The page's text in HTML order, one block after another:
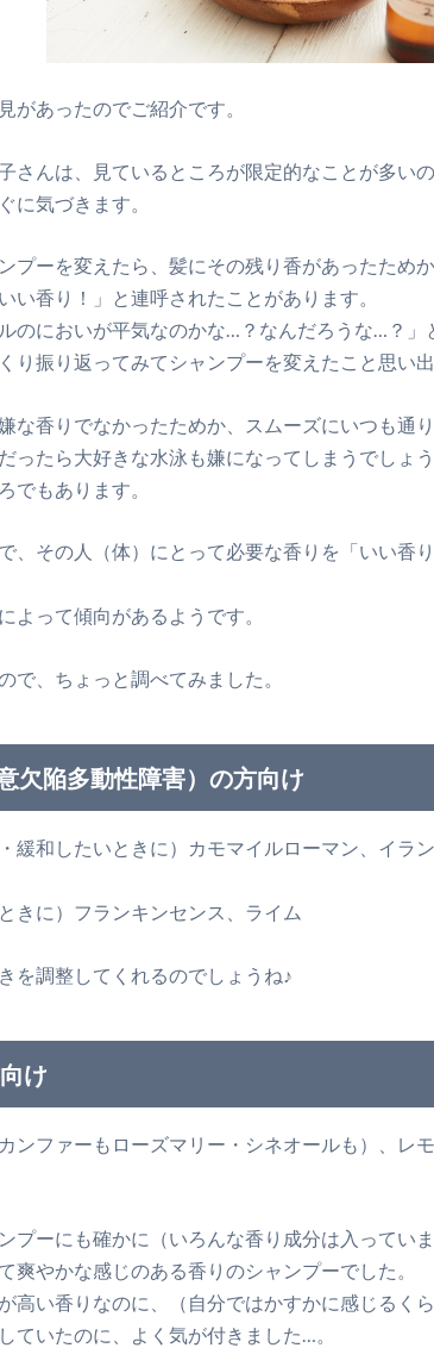
があったのでご紹介です。
さんは、見ているところが限定的なことが多い
に気づきます。
プーを変えたら、髪にその残り香があったため
い香り！」と連呼されたことがあります。
のにおいが平気なのかな…？なんだろうな…？」
り振り返ってみてシャンプーを変えたこと思い出
な香りでなかったためか、スムーズにいつも通
ったら大好きな水泳も嫌になってしまうでしょ
でもあります。
、その人（体）にとって必要な香りを「いい香
よって傾向があるようです。
で、ちょっと調べてみました。
欠陥多動性障害）の方向け
・緩和したいときに）カモマイルローマン、イラ
きに）フランキンセンス、ライム
を調整してくれるのでしょうね♪
け
ンファーもローズマリー・シネオールも）、レ
プーにも確かに（いろんな香り成分は入ってい
爽やかな感じのある香りのシャンプーでした。
高い香りなのに、（自分ではかすかに感じるく
ていたのに、よく気が付きました…。